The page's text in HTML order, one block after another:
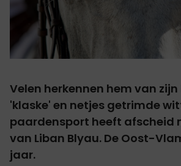
Velen herkennen hem van
'klaske' en netjes getrimde
paardensport heeft afscheid
van Liban Blyau. De Oost-
jaar.